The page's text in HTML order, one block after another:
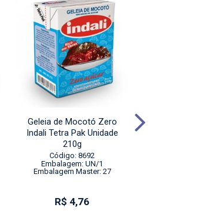
Geleia de Mocotó Zero
Indali Tetra Pak Unidade
210g
Código: 8692
Embalagem: UN/1
Embalagem Master: 27
R$ 4,76